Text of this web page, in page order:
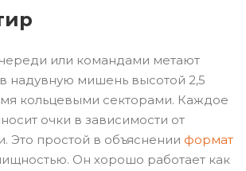
или командами метают
надувную мишень высотой 2,5
кольцевыми секторами. Каждое
очки в зависимости от
Это простой в объяснении формат
Он хорошо работает как